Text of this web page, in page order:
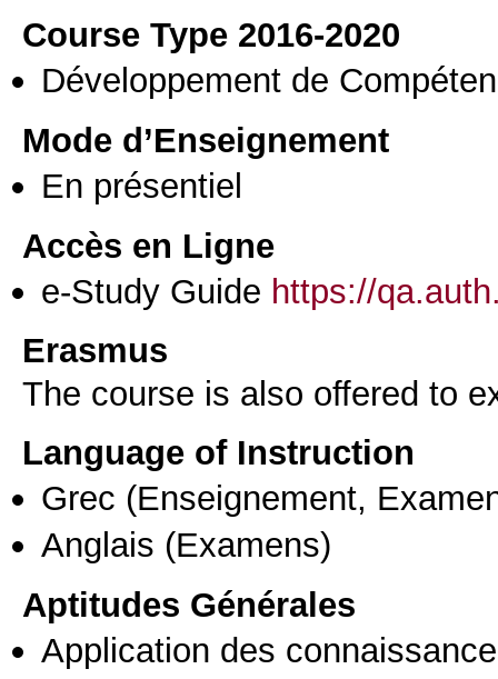
Course Type 2016-2020
Développement de
Mode d’Enseignement
En présentiel
Accès en Ligne
e-Study Guide https://
Erasmus
The course is also offered to
Language of Instruction
Grec (Enseignement,
Anglais (Examens)
Aptitudes Générales
Application des